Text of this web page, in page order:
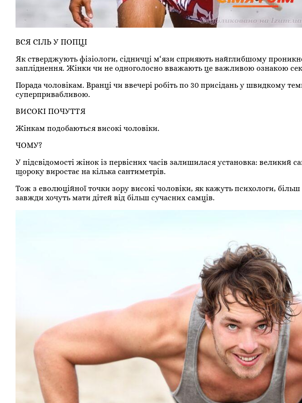
ВСЯ СІЛЬ У ПОПЦІ
Як стверджують фізіологи, сідничці м‘язи сприяють найглибшому
запліднення. Жінки чи не одноголосно вважають це важливою ознакою
Порада чоловікам. Вранці чи ввечері робіть по 30 присідань у швидкому
суперпривабливою.
ВИСОКІ ПОЧУТТЯ
Жінкам подобаються високі чоловіки.
ЧОМУ?
У підсвідомості жінок із первісних часів залишилася установка:
щороку виростає на кілька сантиметрів.
Тож з еволюційної точки зору високі чоловіки, як кажуть психологи, більш
завжди хочуть мати дітей від більш сучасних самців.